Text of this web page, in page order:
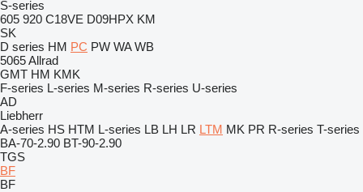
S-series
605 920 C18VE D09HPX KM
SK
D series HM PC PW WA WB
5065Allrad
GMT HM KMK
F-series L-series M-series R-series U-series
AD
Liebherr
A-series HS HTM L-series LB LH LR LTM MK PR R-series T-series
BA-70-2.90 BT-90-2.90
TGS
BF
BF